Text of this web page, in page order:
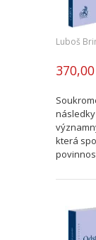
Luboš
která